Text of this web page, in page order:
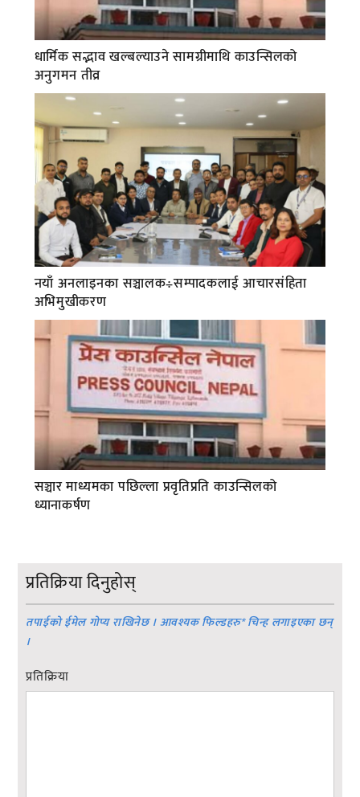
धार्मिक सद्भाव खल्बल्याउने सामग्रीमाथि काउन्सिलको
अनुगमन तीव्र
नयाँ अनलाइनका सञ्चालक÷सम्पादकलाई आचारसंहिता
अभिमुखीकरण
सञ्चार माध्यमका पछिल्ला प्रवृतिप्रति काउन्सिलको
ध्यानाकर्षण
प्रतिक्रिया दिनुहोस्
तपाईको ईमेल गोप्य राखिनेछ । आवश्यक फिल्डहरु*चिन्ह लगाइएका छन्
।
प्रतिक्रिया